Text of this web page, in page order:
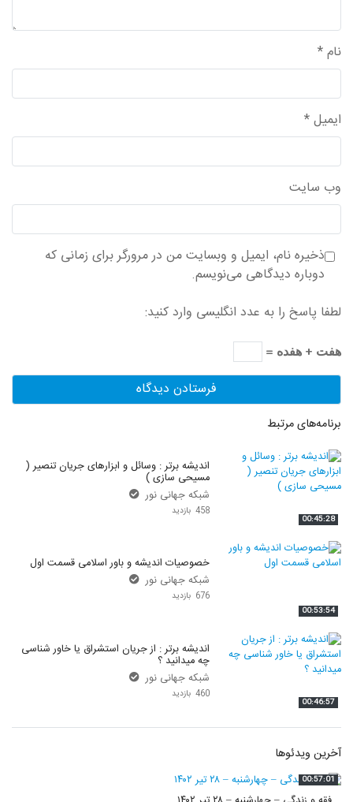
نام*
ایمیل*
وب‌ سایت
ذخیره نام، ایمیل و وبسایت من در مرورگر برای زمانی که
دوباره دیدگاهی می‌نویسم.
لطفا پاسخ را به عدد انگلیسی وارد کنید:
هفت + هفده =
برنامه‌های مرتبط
00:45:28
اندیشه برتر : وسائل و ابزارهای جریان تنصیر (
مسیحی سازی )
شبکه جهانی نور
458 بازدید
00:53:54
خصوصیات اندیشه و باور اسلامی قسمت اول
شبکه جهانی نور
676 بازدید
00:46:57
اندیشه برتر : از جریان استشراق یا خاور شناسی
چه میدانید ؟
شبکه جهانی نور
460 بازدید
آخرین ویدئوها
00:57:01